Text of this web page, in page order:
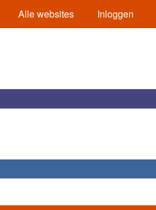
Alle websites Inloggen